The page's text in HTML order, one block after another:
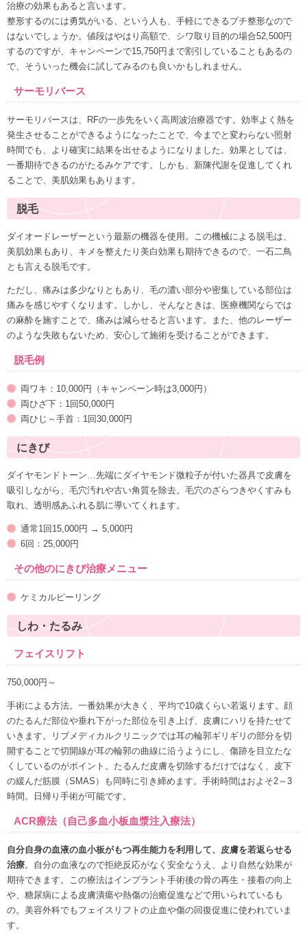
治療の効果もあると言います。
整形するのには勇気がいる、という人も、手軽にできるプチ整形なので
はないでしょうか。値段はやはり高額で、シワ取り目的の場合52,500円
するのですが、キャンペーンで15,750円まで割引していることもあるの
で、そういった機会に試してみるのも良いかもしれません。
サーモリバース
サーモリバースは、RFの一歩先をいく高周波治療器です。効率よく熱を
発生させることができるようになったことで、今までと変わらない照射
時間でも、より確実に結果を出せるようになりました。効果としては、
一番期待できるのがたるみケアです。しかも、新陳代謝を促進してくれ
ることで、美肌効果もあります。
脱毛
ダイオードレーザーという最新の機器を使用。この機械による脱毛は、
美肌効果もあり、キメを整えたり美白効果も期待できるので、一石二鳥
とも言える脱毛です。
ただし、痛みは多少なりともあり、毛の濃い部分や密集している部位は
痛みを感じやすくなります。しかし、そんなときは、医療機関ならでは
の麻酔を施すことで、痛みは減らせると言います。また、他のレーザー
のような失敗もないため、安心して施術を受けることができます。
脱毛例
両ワキ：10,000円（キャンペーン時は3,000円）
両ひざ下：1回50,000円
両ひじ～手首：1回30,000円
にきび
ダイヤモンドトーン…先端にダイヤモンド微粒子が付いた器具で皮膚を
吸引しながら、毛穴汚れや古い角質を除去。毛穴のざらつきやくすみも
取れ、透明感あふれる肌に導いてくれます。
通常1回15,000円 → 5,000円
6回：25,000円
その他のにきび治療メニュー
ケミカルピーリング
しわ・たるみ
フェイスリフト
750,000円～
手術による方法。一番効果が大きく、平均で10歳くらい若返ります。顔
のたるんだ部位や垂れ下がった部位を引き上げ、皮膚にハリを持たせて
いきます。リブメディカルクリニックでは耳の輪郭ギリギリの部分を切
開することで切開線が耳の輪郭の曲線に沿うようにし、傷跡を目立たな
くしているのがポイント。たるんだ皮膚を切除するだけではなく、皮下
の緩んだ筋膜（SMAS）も同時に引き締めます。手術時間はおよそ2～3
時間。日帰り手術が可能です。
ACR療法（自己多血小板血漿注入療法）
自分自身の血液の血小板がもつ再生能力を利用して、皮膚を若返らせる
治療。自分の血液なので拒絶反応がなく安全なうえ、より自然な効果が
期待できます。この療法はインプラント手術後の骨の再生・接着の向上
や、糖尿病による皮膚潰瘍や熱傷の治癒促進などで用いられているも
の。美容外科でもフェイスリフトの止血や傷の回復促進に使われていま
す。